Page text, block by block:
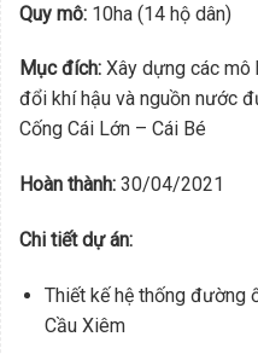
Quy mô: 10ha (14 hộ dân)
Mục đích: Xây dựng các mô
đổi khí hậu và nguồn nước
Cống Cái Lớn – Cái Bé
Hoàn thành: 30/04/2021
Chi tiết dự án:
Thiết kế hệ thống đường
Cầu Xiêm